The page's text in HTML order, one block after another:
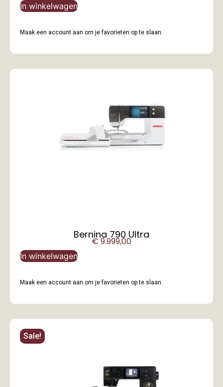
In winkelwagen
Maak een account aan om je favorieten op te slaan.
Bernina 790 Ultra
€9.999,00
In winkelwagen
Maak een account aan om je favorieten op te slaan.
Sale!